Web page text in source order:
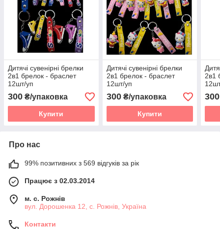
Дитячі сувенірні брелки
2в1 брелок - браслет
12шт/уп
300 ₴/упаковка
Купити
Дитячі сувенірні брелки
2в1 брелок - браслет
12шт/уп
300₴/упаковка
Купити
2в1
300
Про нас
99% позитивних з 569 відгуків за рік
Працює з 02.03.2014
м. с. Рожнів
вул. Дорошенка 12, с. Рожнів, Україна
Контакти